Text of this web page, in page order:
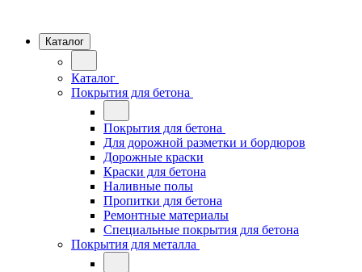
Каталог
Каталог
Покрытия для бетона
Покрытия для бетона
Для дорожной разметки и бордюров
Дорожные краски
Краски для бетона
Наливные полы
Пропитки для бетона
Ремонтные материалы
Специальные покрытия для бетона
Покрытия для металла